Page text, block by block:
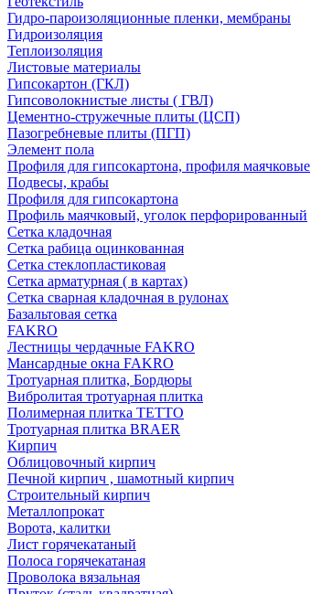
Гидро-пароизоляционные пленки, мембраны
Гидроизоляция
Теплоизоляция
Листовые материалы
Гипсокартон (ГКЛ)
Гипсоволокнистые листы ( ГВЛ)
Цементно-стружечные плиты (ЦСП)
Пазогребневые плиты (ПГП)
Элемент пола
Профиля для гипсокартона, профиля маячковые
Подвесы, крабы
Профиля для гипсокартона
Профиль маячковый, уголок перфорированный
Сетка кладочная
Сетка рабица оцинкованная
Сетка стеклопластиковая
Сетка арматурная ( в картах)
Сетка сварная кладочная в рулонах
Базальтовая сетка
FAKRO
Лестницы чердачные FAKRO
Мансардные окна FAKRO
Тротуарная плитка, Бордюры
Вибролитая тротуарная плитка
Полимерная плитка TETTO
Тротуарная плитка BRAER
Кирпич
Облицовочный кирпич
Печной кирпич , шамотный кирпич
Строительный кирпич
Металлопрокат
Ворота, калитки
Лист горячекатаный
Полоса горячекатаная
Проволока вязальная